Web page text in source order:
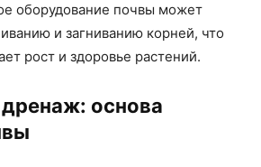
оборудование почвы может
и загниванию корней, что
рост и здоровье растений.
основа